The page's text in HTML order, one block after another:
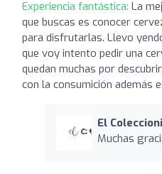
Experiencia fantástica: La
que buscas es conocer
para disfrutarlas. Llevo
que voy intento pedir una
quedan muchas por
con la consumición además
El
Muchas